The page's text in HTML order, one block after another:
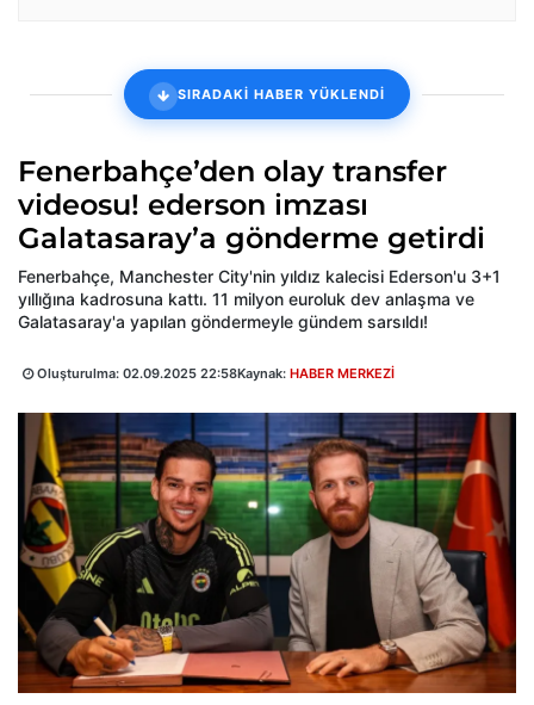
SIRADAKİ HABER YÜKLENDİ
Fenerbahçe’den olay transfer
videosu! ederson imzası
Galatasaray’a gönderme getirdi
Fenerbahçe, Manchester City'nin yıldız kalecisi Ederson'u 3+1
yıllığına kadrosuna kattı. 11 milyon euroluk dev anlaşma ve
Galatasaray'a yapılan göndermeyle gündem sarsıldı!
Oluşturulma: 02.09.2025 22:58Kaynak: HABER MERKEZİ